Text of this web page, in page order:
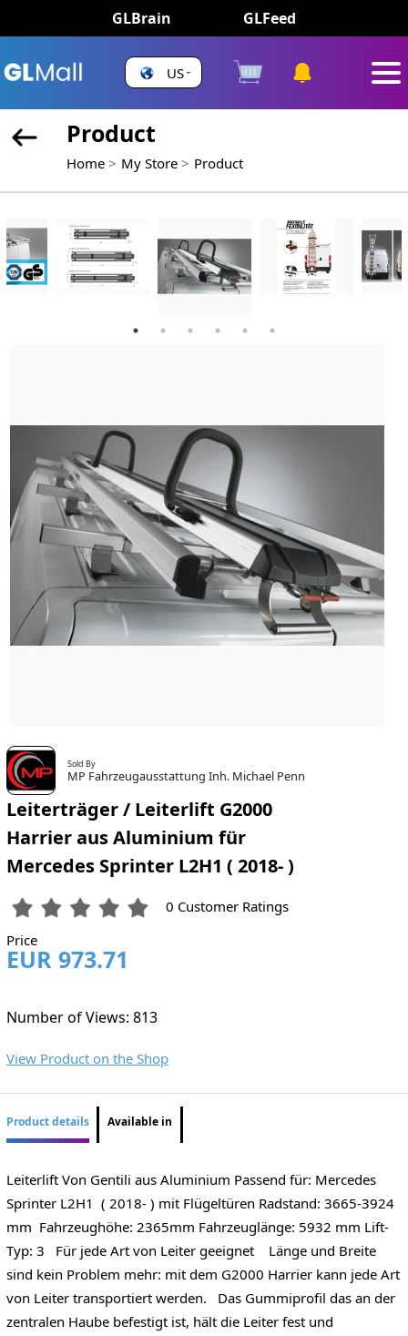
GLBrain GLFeed
US
Product
Home My Store Product
Sold By
MP Fahrzeugausstattung Inh. Michael Penn
Leiterträger / Leiterlift G2000
Harrier aus Aluminium für
Mercedes Sprinter L2H1 ( 2018- )
0 Customer Ratings
Price
EUR 973.71
Number of Views: 813
View Product on the Shop
Product details Available in
Leiterlift Von Gentili aus Aluminium Passend für: Mercedes
Sprinter L2H1 ( 2018- ) mit Flügeltüren Radstand: 3665-3924
mm Fahrzeughöhe: 2365mm Fahrzeuglänge: 5932 mm Lift-
Typ: 3 Für jede Art von Leiter geeignet Länge und Breite
sind kein Problem mehr: mit dem G2000 Harrier kann jede Art
von Leiter transportiert werden. Das Gummiprofil das an der
zentralen Haube befestigt ist, hält die Leiter fest und